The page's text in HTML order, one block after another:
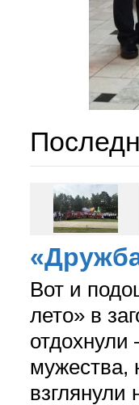
Вот и
лето» в
мужества,